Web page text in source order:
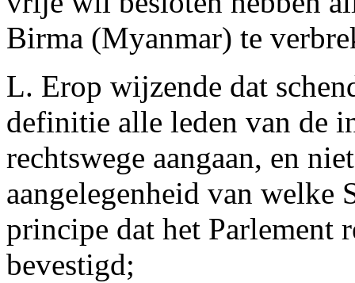
Birma (Myanmar) te
L. Erop wijzende dat
definitie alle leden van de
rechtswege aangaan, en
aangelegenheid van welke
principe dat het Parlement
bevestigd;